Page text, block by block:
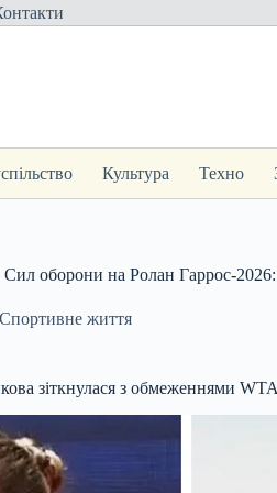
Культура Техно
оборони на Ролан Гаррос-
Спортивне життя
зіткнулася з обмеженнями